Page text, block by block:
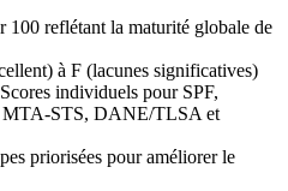
100 reflétant la maturité globale de
à F (lacunes significatives)
individuels pour SPF,
STS, DANE/TLSA et
priorisées pour améliorer le